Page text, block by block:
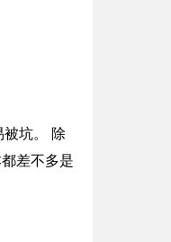
坑。 除
差不多是